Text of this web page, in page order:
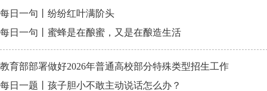
每日一句丨纷纷红叶满阶头
每日一句丨蜜蜂是在酿蜜，又是在酿造生活
教育部部署做好2026年普通高校部分特殊类型招生工作
每日一题丨孩子胆小不敢主动说话怎么办？